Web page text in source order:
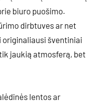
biuro puošimo.
dirbtuves ar net
šventiniai
jaukią atmosferą, bet
lentos ar